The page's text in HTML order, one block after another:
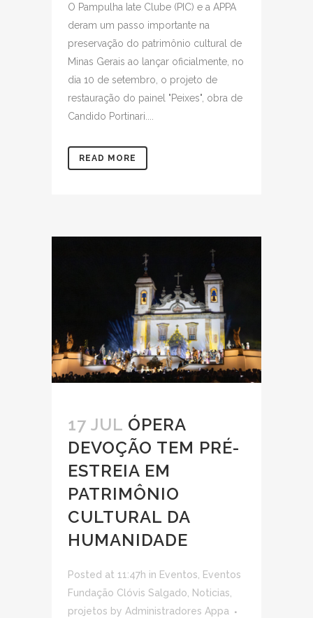
O Pampulha Iate Clube (PIC) e a APPA
deram um passo importante na
preservação do patrimônio cultural de
Minas Gerais ao lançar oficialmente, no
dia 10 de setembro, o projeto de
restauração do painel "Peixes", obra de
Candido Portinari....
READ MORE
17 JUL ÓPERA
DEVOÇÃO TEM PRÉ-
ESTREIA EM
PATRIMÔNIO
CULTURAL DA
HUMANIDADE
Posted at 11:47h in Eventos, Eventos
Fundação Clóvis Salgado, Noticias,
projetos by Administradores Appa